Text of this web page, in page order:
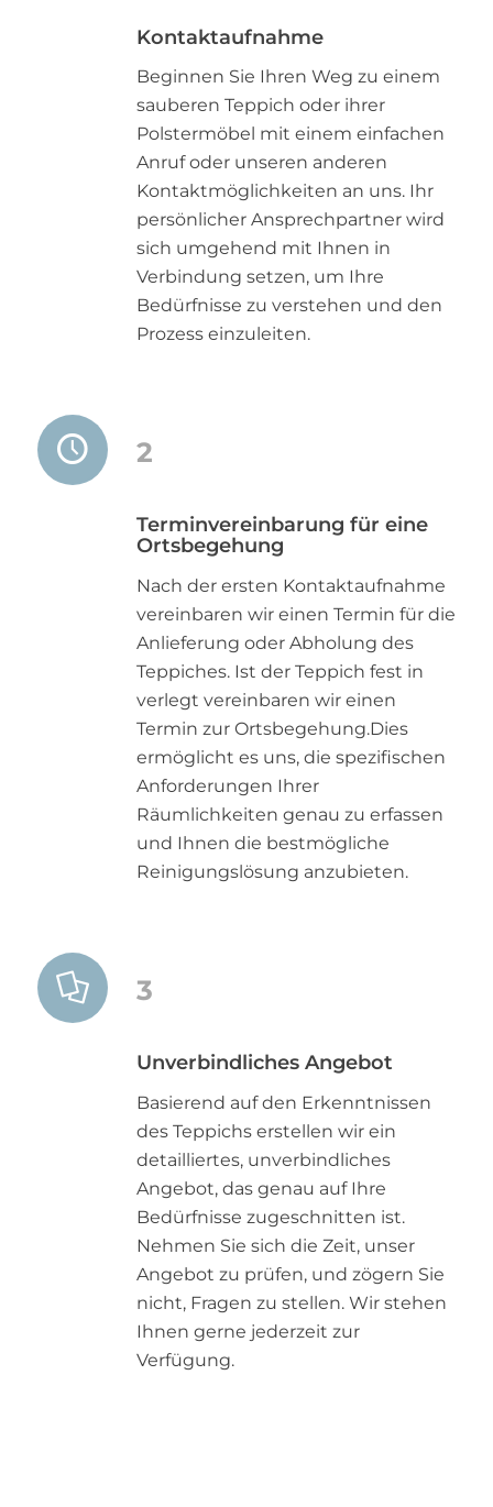
Kontaktaufnahme
Beginnen Sie Ihren Weg zu einem
sauberen Teppich oder ihrer
Polstermöbel mit einem einfachen
Anruf oder unseren anderen
Kontaktmöglichkeiten an uns. Ihr
persönlicher Ansprechpartner wird
sich umgehend mit Ihnen in
Verbindung setzen, um Ihre
Bedürfnisse zu verstehen und den
Prozess einzuleiten.
2
Terminvereinbarung für eine
Ortsbegehung
Nach der ersten Kontaktaufnahme
vereinbaren wir einen Termin für die
Anlieferung oder Abholung des
Teppiches. Ist der Teppich fest in
verlegt vereinbaren wir einen
Termin zur Ortsbegehung.Dies
ermöglicht es uns, die spezifischen
Anforderungen Ihrer
Räumlichkeiten genau zu erfassen
und Ihnen die bestmögliche
Reinigungslösung anzubieten.
3
Unverbindliches Angebot
Basierend auf den Erkenntnissen
des Teppichs erstellen wir ein
detailliertes, unverbindliches
Angebot, das genau auf Ihre
Bedürfnisse zugeschnitten ist.
Nehmen Sie sich die Zeit, unser
Angebot zu prüfen, und zögern Sie
nicht, Fragen zu stellen. Wir stehen
Ihnen gerne jederzeit zur
Verfügung.